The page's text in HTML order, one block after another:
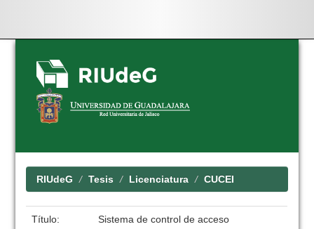
Skip
navigation
RIUdeG Tesis Licenciatura CUCEI
Título: Sistema de control de acceso